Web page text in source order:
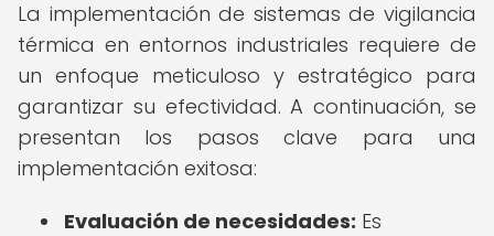
La implementación de sistemas de vigilancia
térmica en entornos industriales requiere de
un enfoque meticuloso y estratégico para
garantizar su efectividad. A continuación, se
presentan los pasos clave para una
implementación exitosa:
Evaluación de necesidades: Es